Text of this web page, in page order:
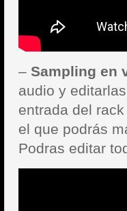
– Sampling en
audio y
entrada del
el que podrás
Podras editar